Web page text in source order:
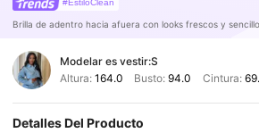
#EstiloClean
Brilla de adentro hacia afuera con looks frescos y
Modelar es vestir:S
Altura: 164.0 Busto:94.0 Cintura:
Detalles Del Producto